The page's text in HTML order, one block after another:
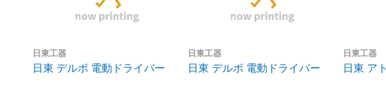
日東工器
日東 デルボ 電動ドライバー
日東工器
日東 デルボ 電動ドライバー
日東工器
日東 ア